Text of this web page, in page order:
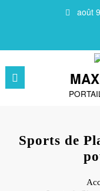
août
Sports de